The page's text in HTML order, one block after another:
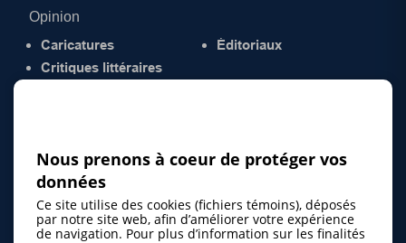
Opinion
Caricatures
Critiques littéraires
Éditoriaux
Nous prenons à coeur de protéger vos
données
Ce site utilise des cookies (fichiers témoins), déposés
par notre site web, afin d’améliorer votre expérience
de navigation. Pour plus d’information sur les finalités